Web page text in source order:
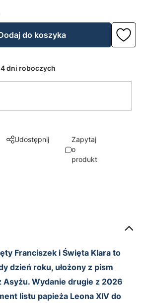
do koszyka
dni roboczych
Udostępnij
Zapytaj
o
produkt
Franciszek i Święta Klara to
dzień roku, ułożony z pism
Wydanie drugie z 2026
listu papieża Leona XIV do